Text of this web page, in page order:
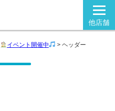
他店舗
イベント開催中 >ヘッダー